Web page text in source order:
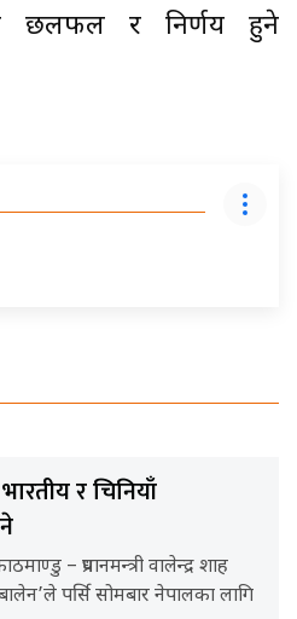
छलफल र निर्णय हुने
र चिनियाँ
– प्रधानमन्त्री वालेन्द्र शाह
पर्सि सोमबार नेपालका लागि